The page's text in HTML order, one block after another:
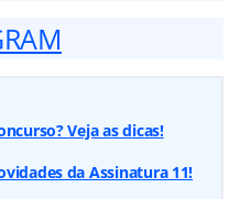
Veja as dicas!
da Assinatura 11!